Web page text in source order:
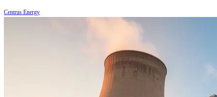
Centrus Energy